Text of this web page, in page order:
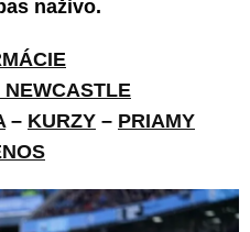
naživo.
– KURZY – PRIAMY